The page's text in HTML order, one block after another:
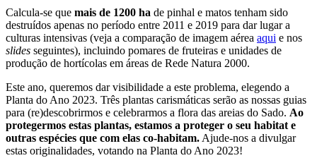
Calcula-se que mais de 1200 ha de pinhal e matos tenham sido
destruídos apenas no período entre 2011 e 2019 para dar lugar a
culturas intensivas (veja a comparação de imagem aérea aqui e nos
slides seguintes), incluindo pomares de fruteiras e unidades de
produção de hortícolas em áreas de Rede Natura 2000.
Este ano, queremos dar visibilidade a este problema, elegendo a
Planta do Ano 2023. Três plantas carismáticas serão as nossas guias
para (re)descobrirmos e celebrarmos a flora das areias do Sado. Ao
protegermos estas plantas, estamos a proteger o seu habitat e
outras espécies que com elas co-habitam.Ajude-nos a divulgar
estas originalidades, votando na Planta do Ano 2023!